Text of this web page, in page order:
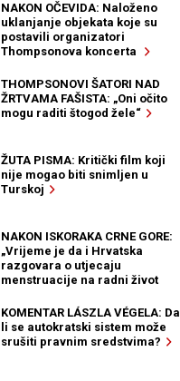
NAKON OČEVIDA: Naloženo
uklanjanje objekata koje su
postavili organizatori
Thompsonova koncerta
THOMPSONOVI ŠATORI NAD
ŽRTVAMA FAŠISTA: „Oni očito
mogu raditi štogod žele“
ŽUTA PISMA: Kritički film koji
nije mogao biti snimljen u
Turskoj
NAKON ISKORAKA CRNE GORE:
„Vrijeme je da i Hrvatska
razgovara o utjecaju
menstruacije na radni život
KOMENTAR LÁSZLA VÉGELA: Da
li se autokratski sistem može
srušiti pravnim sredstvima?